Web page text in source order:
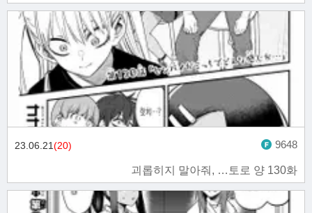
괴롭히지 말아줘, …토로 양 130화
23.06.21(20) 9648